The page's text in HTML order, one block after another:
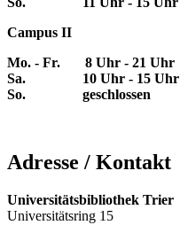
Campus II
Mo. - Fr. 8 Uhr - 21 Uhr
Sa. 10 Uhr - 15 Uhr
So. geschlossen
Adresse / Kontakt
Universitätsbibliothek Trier
Universitätsring 15